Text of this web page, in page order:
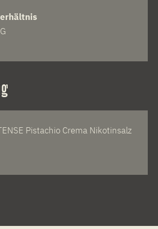
Pistachio Crema Nikotinsalz